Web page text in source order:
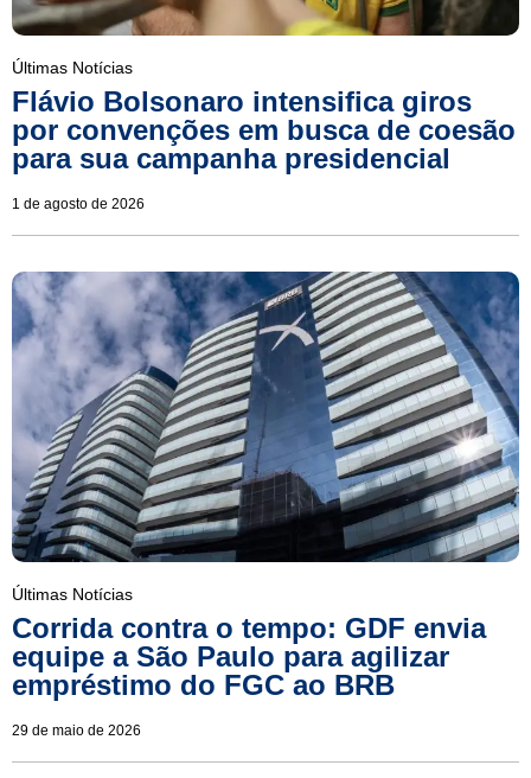
Últimas Notícias
Flávio Bolsonaro intensifica giros
por convenções em busca de coesão
para sua campanha presidencial
1 de agosto de 2026
Últimas Notícias
Corrida contra o tempo: GDF envia
equipe a São Paulo para agilizar
empréstimo do FGC ao BRB
29 de maio de 2026